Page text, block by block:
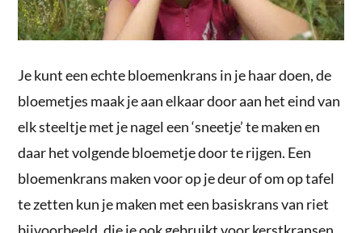
Je kunt een echte bloemenkrans in je haar doen, de
bloemetjes maak je aan elkaar door aan het eind van
elk steeltje met je nagel een ‘sneetje’ te maken en
daar het volgende bloemetje door te rijgen. Een
bloemenkrans maken voor op je deur of om op tafel
te zetten kun je maken met een basiskrans van riet